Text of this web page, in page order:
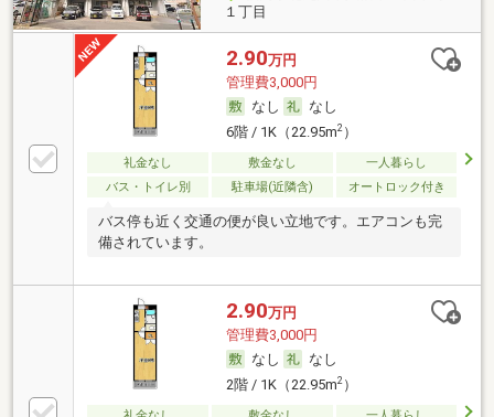
１丁目
2.90万円
管理費3,000円
なし
なし
6階 / 1K（22.95m2）
礼金なし 敷金なし
一人暮らし
バス・トイレ別
駐車場(近隣含) オートロック付き
バス停も近く交通の便が良い立地です。エアコンも完
備されています。
2.90万円
管理費3,000円
なし
なし
2階 / 1K（22.95m2）